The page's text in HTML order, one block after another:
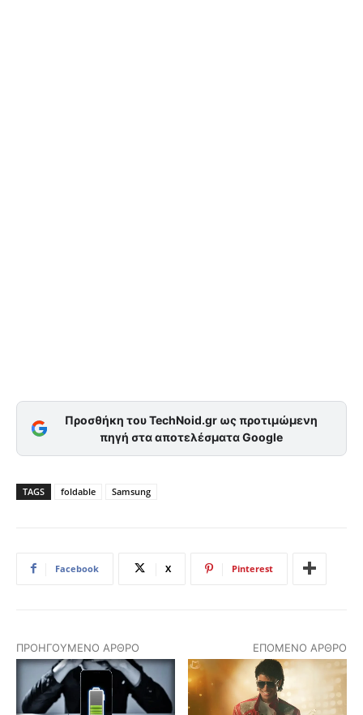
Προσθήκη του TechNoid.gr ως προτιμώμενη
πηγή στα αποτελέσματα Google
TAGS foldable Samsung
Facebook X Pinterest
ΠΡΟΗΓΟΎΜΕΝΟ ΆΡΘΡΟ ΕΠΌΜΕΝΟ ΆΡΘΡΟ